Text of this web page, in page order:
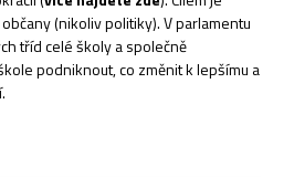
(nikoliv politiky). V parlamentu
tříd celé školy a společně
podniknout, co změnit k lepšímu a